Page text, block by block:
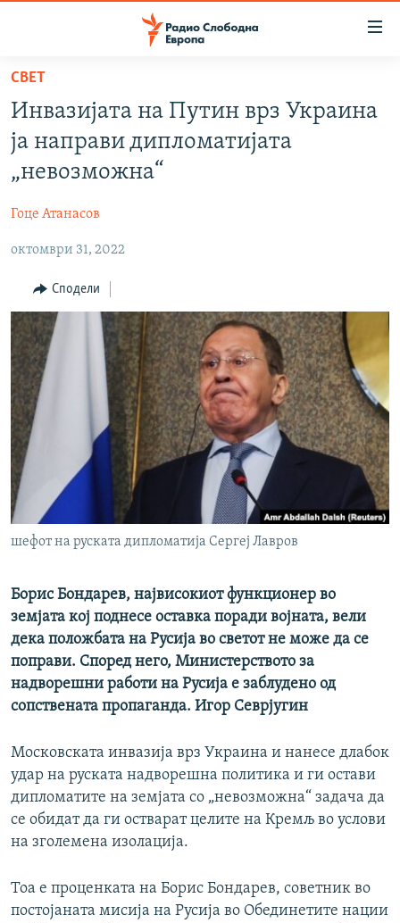
Оди
содржината
Оди
на
главната
навигација
на
ВИЗУЕЛНО
ШТО ТРЕБА ДА ЗНАЕТЕ
ПРИЈАВИ СЕ ЗА ЊУЗЛЕТЕР
ПОДКАСТ ЗОШТО?
СЛЕДЕТЕ НЕ
РСЕ веб страници
СВЕТ
Инвазијата на Путин врз Украина
ја направи дипломатијата
„невозможна“
Гоце Атанасов
октомври 31, 2022
Сподели
шефот на руската дипломатија Сергеј Лавров
Борис Бондарев, највисокиот функционер во
земјата кој поднесе оставка поради војната, вели
дека положбата на Русија во светот не може да се
поправи. Според него, Министерството за
надворешни работи на Русија е заблудено од
сопствената пропаганда. Игор Севрјугин
Московската инвазија врз Украина и нанесе длабок
удар на руската надворешна политика и ги остави
дипломатите на земјата со „невозможна“ задача да
се обидат да ги остварат целите на Кремљ во услови
на зголемена изолација.
Тоа е проценката на Борис Бондарев, советник во
постојаната мисија на Русија во Обединетите нации